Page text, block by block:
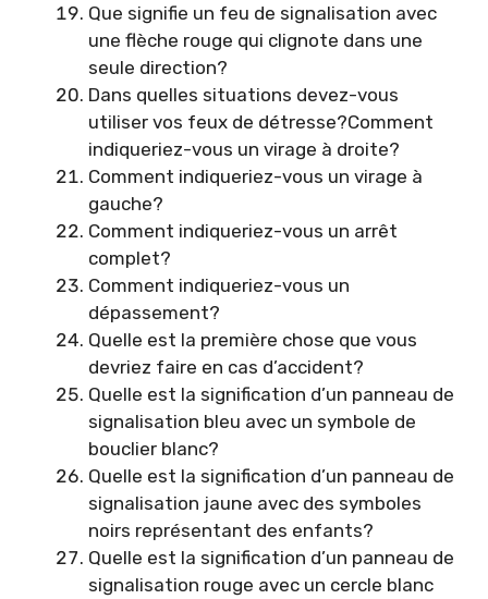
Que signifie un feu de signalisation avec
une flèche rouge qui clignote dans une
seule direction?
Dans quelles situations devez-vous
utiliser vos feux de détresse?Comment
indiqueriez-vous un virage à droite?
Comment indiqueriez-vous un virage à
gauche?
Comment indiqueriez-vous un arrêt
complet?
Comment indiqueriez-vous un
dépassement?
Quelle est la première chose que vous
devriez faire en cas d’accident?
Quelle est la signification d’un panneau de
signalisation bleu avec un symbole de
bouclier blanc?
Quelle est la signification d’un panneau de
signalisation jaune avec des symboles
noirs représentant des enfants?
Quelle est la signification d’un panneau de
signalisation rouge avec un cercle blanc